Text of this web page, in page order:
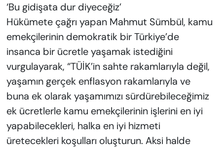
‘Bu gidişata dur diyeceğiz’
Hükümete çağrı yapan Mahmut Sümbül, kamu
emekçilerinin demokratik bir Türkiye’de
insanca bir ücretle yaşamak istediğini
vurgulayarak, “TÜİK’in sahte rakamlarıyla değil,
yaşamın gerçek enflasyon rakamlarıyla ve
buna ek olarak yaşamımızı sürdürebileceğimiz
ek ücretlerle kamu emekçilerinin işlerini en iyi
yapabilecekleri, halka en iyi hizmeti
üretecekleri koşulları oluşturun. Aksi halde